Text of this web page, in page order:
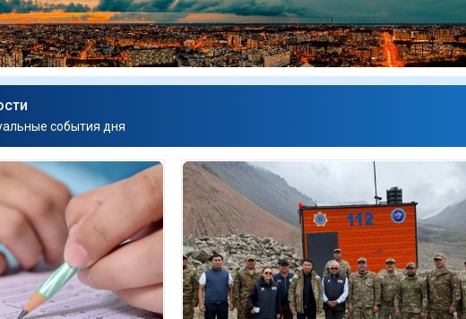
события дня